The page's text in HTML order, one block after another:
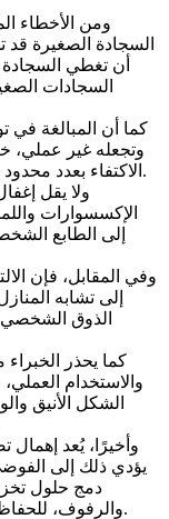
ومن الأخطاء
السجادة الصغيرة قد
أن تغطي
السجادات
كما أن المبالغة في
وتجعله غير عملي،
الاكتفاء بعدد محدود منها لإبراز جمالها ومنح مساحة جلوس مريحة.
ولا يقل
الإكسسوارات
إلى الطابع
وفي المقابل، فإن
إلى تشابه
الذوق
كما يحذر
والاستخدام
الشكل الأنيق
وأخيرًا، يُعد إهمال
يؤدي ذلك إلى
دمج حلول
والرفوف، للحفاظ على النظام وجعل المنزل أكثر عملية وراحة.